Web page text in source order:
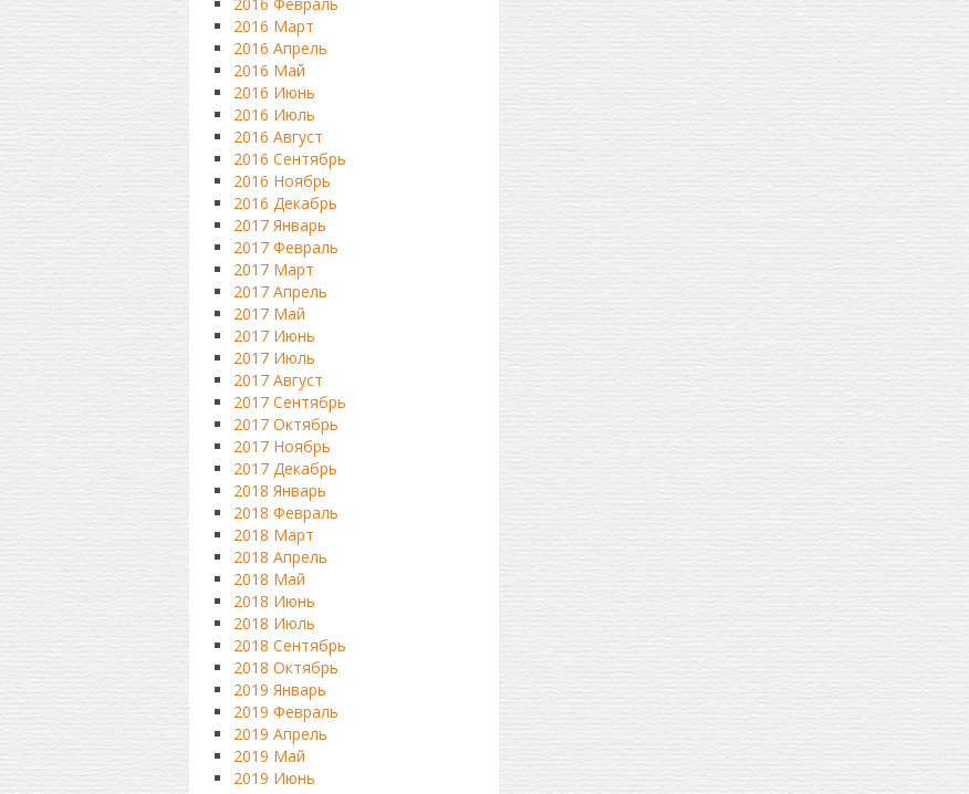
2016 Март
2016 Апрель
2016 Май
2016 Июнь
2016 Июль
2016 Август
2016 Сентябрь
2016 Ноябрь
2016 Декабрь
2017 Январь
2017 Февраль
2017 Март
2017 Апрель
2017 Май
2017 Июнь
2017 Июль
2017 Август
2017 Сентябрь
2017 Октябрь
2017 Ноябрь
2017 Декабрь
2018 Январь
2018 Февраль
2018 Март
2018 Апрель
2018 Май
2018 Июнь
2018 Июль
2018 Сентябрь
2018 Октябрь
2019 Январь
2019 Февраль
2019 Апрель
2019 Май
2019 Июнь